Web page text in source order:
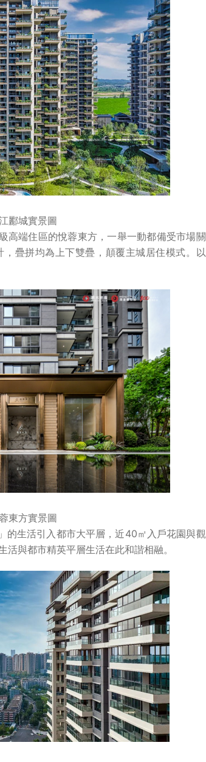
酈城實景圖
高端住區的悅蓉東方，一舉一動都備受市場關
疊拼均為上下雙疊，顛覆主城居住模式。以
東方實景圖
的生活引入都市大平層，近40㎡入戶花園與觀
與都市精英平層生活在此和諧相融。